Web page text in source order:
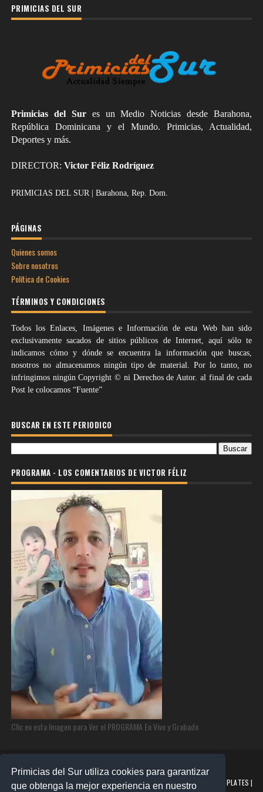
Primicias del Sur utiliza cookies para garantizar
que obtenga la mejor experiencia en nuestro
PRIMICIAS DEL SUR
Primicias del Sures un Medio Noticias desde Barahona,
República Dominicana y el Mundo. Primicias, Actualidad,
Deportes y más.
DIRECTOR: Victor Féliz Rodríguez
PRIMICIAS DEL SUR | Barahona, Rep. Dom.
PÁGINAS
Quienes somos
Sobre nosotros
Política de Cookies
TÉRMINOS Y CONDICIONES
Todos los Enlaces, Imágenes e Información de esta Web han sido
exclusivamente sacados de sitios públicos de Internet, aquí sólo te
indicamos cómo y dónde se encuentra la información que buscas,
nosotros no almacenamos ningún tipo de material. Por lo tanto, no
infringimos ningún Copyright © ni Derechos de Autor. al final de cada
Post le colocamos “Fuente”
BUSCAR EN ESTE PERIODICO
PROGRAMA - LOS COMENTARIOS DE VICTOR FÉLIZ
Clic en esta Imagen para Ver el PROGRAMA En Vivo y Grabado
©2025 PRIMICIAS DEL SUR | Derechos Reservados | Creado con SORATEMPLATES |